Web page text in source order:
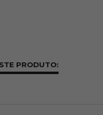
PRODUTO: